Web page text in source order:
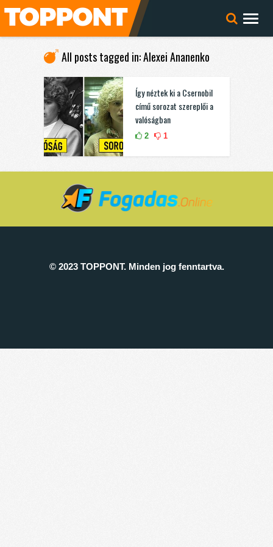
All posts tagged in: Alexei Ananenko
Így néztek ki a Csernobil
című sorozat szereplői a
valóságban
2 1
© 2023 TOPPONT. Minden jog fenntartva.